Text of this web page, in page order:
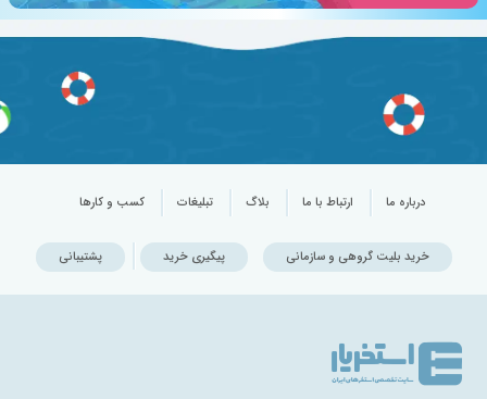
درباره ما ارتباط با ما بلاگ تبلیغات کسب و کارها
خرید بلیت گروهی و سازمانی پیگیری خرید پشتیبانی